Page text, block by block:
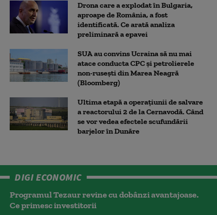
Drona care a explodat în Bulgaria,
aproape de România, a fost
identificată. Ce arată analiza
preliminară a epavei
SUA au convins Ucraina să nu mai
atace conducta CPC şi petrolierele
non-ruseşti din Marea Neagră
(Bloomberg)
Ultima etapă a operațiunii de salvare
a reactorului 2 de la Cernavodă. Când
se vor vedea efectele scufundării
barjelor în Dunăre
DIGI ECONOMIC
Programul Tezaur revine cu dobânzi avantajoase.
Ce primesc investitorii